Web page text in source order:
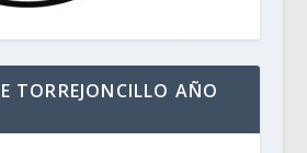
TORREJONCILLO AÑO